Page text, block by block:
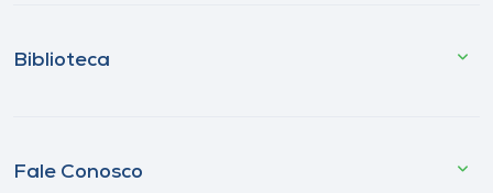
Biblioteca
Fale Conosco